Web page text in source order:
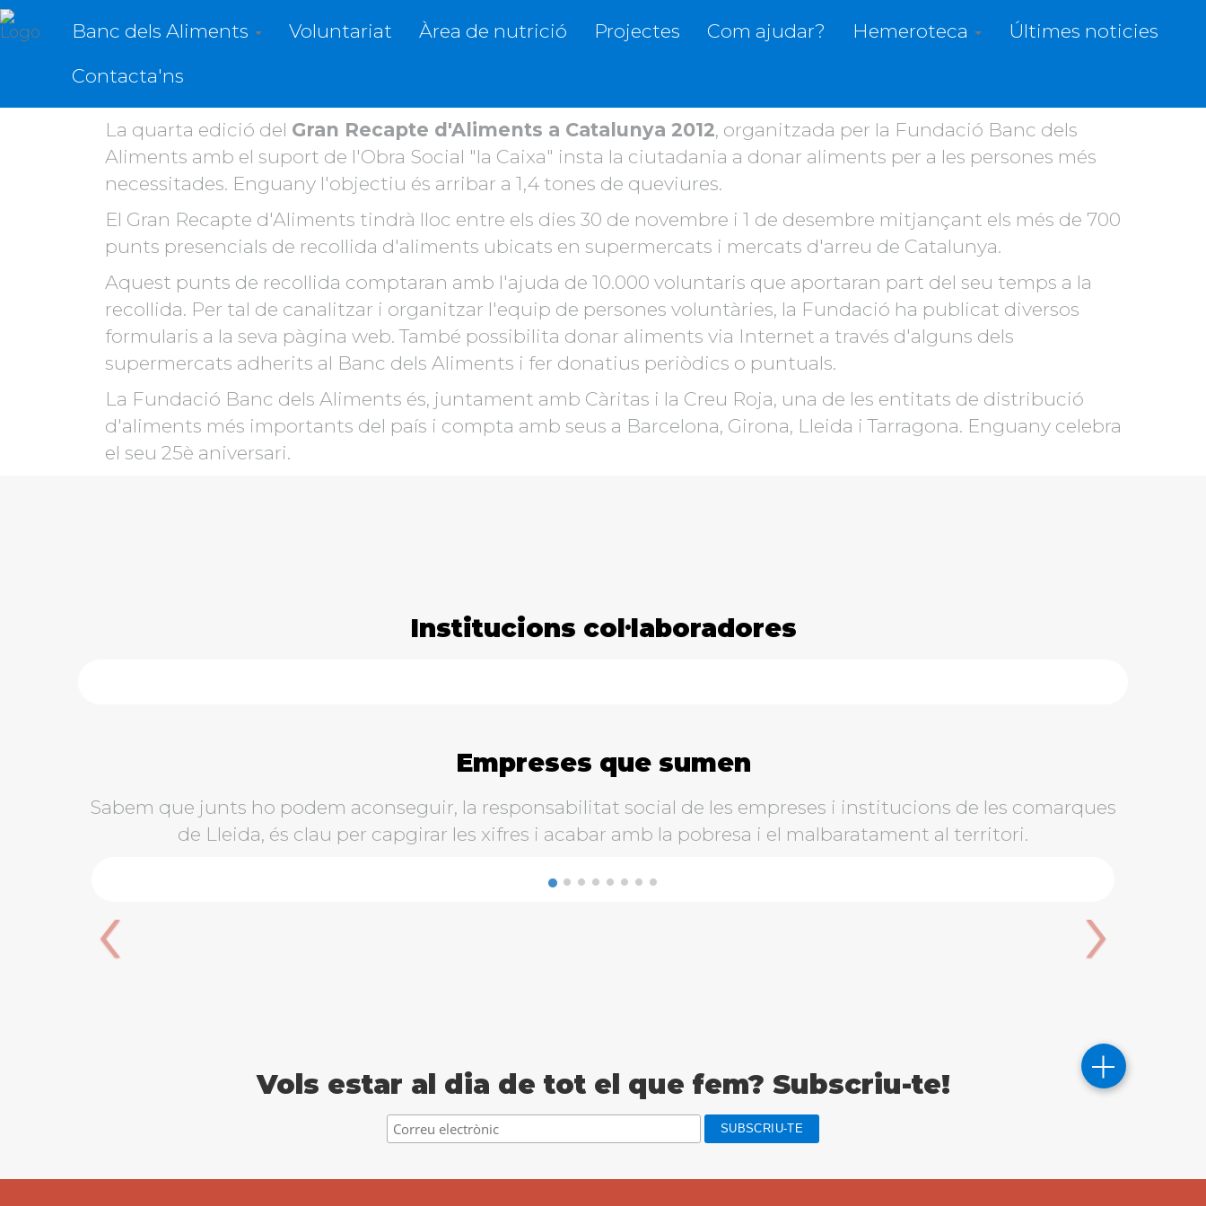
Banc dels Aliments Voluntariat Àrea de nutrició Projectes Com ajudar? Hemeroteca
Últimes noticies
Contacta'ns
La Fundació Banc dels Aliments organitza la recollida per al 30 de novembre i l'1 de desembre a
La quarta edició del Gran Recapte d'Aliments a Catalunya 2012, organitzada per la Fundació Banc dels
Aliments amb el suport de l'Obra Social "la Caixa" insta la ciutadania a donar aliments per a les persones més
necessitades. Enguany l'objectiu és arribar a 1,4 tones de queviures.
El Gran Recapte d'Aliments tindrà lloc entre els dies 30 de novembre i 1 de desembre mitjançant els més de 700
punts presencials de recollida d'aliments ubicats en supermercats i mercats d'arreu de Catalunya.
Aquest punts de recollida comptaran amb l'ajuda de 10.000 voluntaris que aportaran part del seu temps a la
recollida. Per tal de canalitzar i organitzar l'equip de persones voluntàries, la Fundació ha publicat diversos
formularis a la seva pàgina web. També possibilita donar aliments via Internet a través d'alguns dels
supermercats adherits al Banc dels Aliments i fer donatius periòdics o puntuals.
La Fundació Banc dels Aliments és, juntament amb Càritas i la Creu Roja, una de les entitats de distribució
d'aliments més importants del país i compta amb seus a Barcelona, Girona, Lleida i Tarragona. Enguany celebra
el seu 25è aniversari.
Institucions col·laboradores
Empreses que sumen
Sabem que junts ho podem aconseguir, la responsabilitat social de les empreses i institucions de les comarques
de Lleida, és clau per capgirar les xifres i acabar amb la pobresa i el malbaratament al territori.
‹ ›
Vols estar al dia de tot el que fem? Subscriu-te!